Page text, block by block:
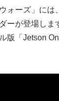
ォーズ」には
ーが登場しま
版「Jetson